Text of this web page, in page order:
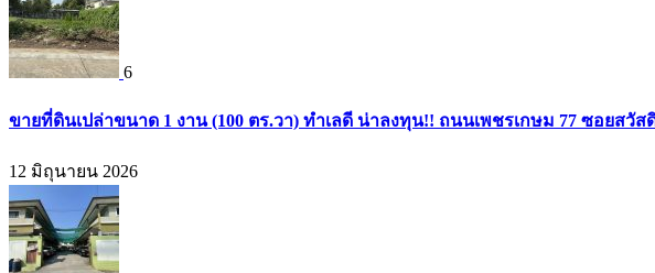
6
ขายที่ดินเปล่าขนาด 1 งาน (100 ตร.วา) ทำเลดี น่าลงทุน!! ถนนเพชรเกษม 77 ซอยสวัส
12 มิถุนายน 2026